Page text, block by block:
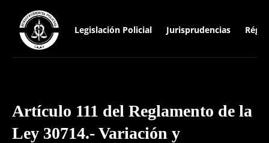
Legislación Policial Jurisprudencias
Artículo 111 del Reglamento de la
Ley 30714.- Variación y